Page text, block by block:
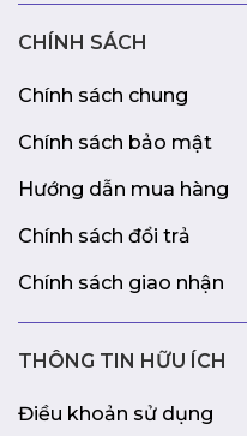
CHÍNH SÁCH
Chính sách chung
Chính sách bảo mật
Hướng dẫn mua hàng
Chính sách đổi trả
Chính sách giao nhận
THÔNG TIN HỮU ÍCH
Điều khoản sử dụng